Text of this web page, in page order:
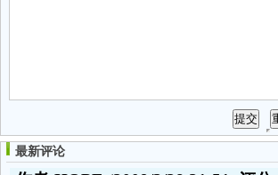
最新评论